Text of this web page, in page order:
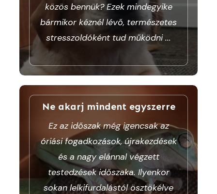
közös bennük? Ezek mindegyike
bármikor kéznél lévő, természetes
stresszoldóként tud működni...
Ne akarj mindent egyszerre
Ez az időszak még igencsak az
óriási fogadkozások, újrakezdések
és a nagy elánnal végzett
testedzések időszaka. Ilyenkor
sokan lelkifurdalástól ösztökélve